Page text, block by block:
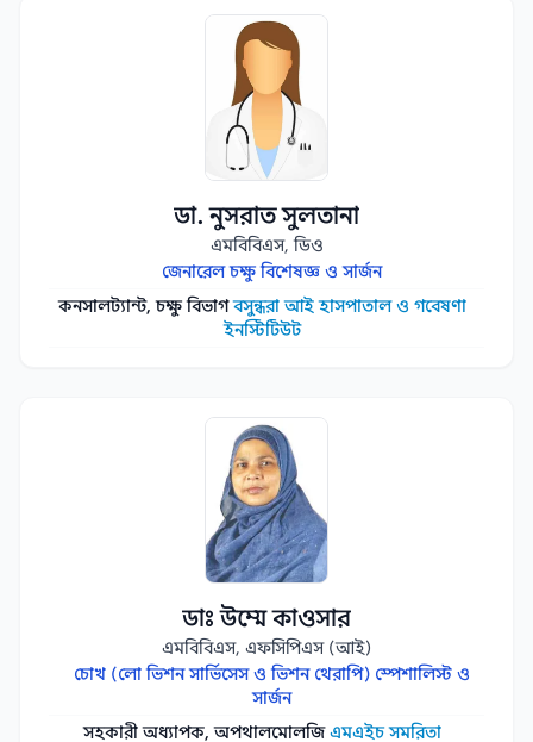
ডা. নুসরাত সুলতানা
এমবিবিএস, ডিও
জেনারেল চক্ষু বিশেষজ্ঞ ও সার্জন
কনসালট্যান্ট, চক্ষু বিভাগবসুন্ধরা আই হাসপাতাল ও গবেষণা
ইনস্টিটিউট
ডাঃ উম্মে কাওসার
এমবিবিএস, এফসিপিএস (আই)
চোখ (লো ভিশন সার্ভিসেস ও ভিশন থেরাপি) স্পেশালিস্ট ও
সার্জন
সহকারী অধ্যাপক, অপথালমোলজিএমএইচ সমরিতা